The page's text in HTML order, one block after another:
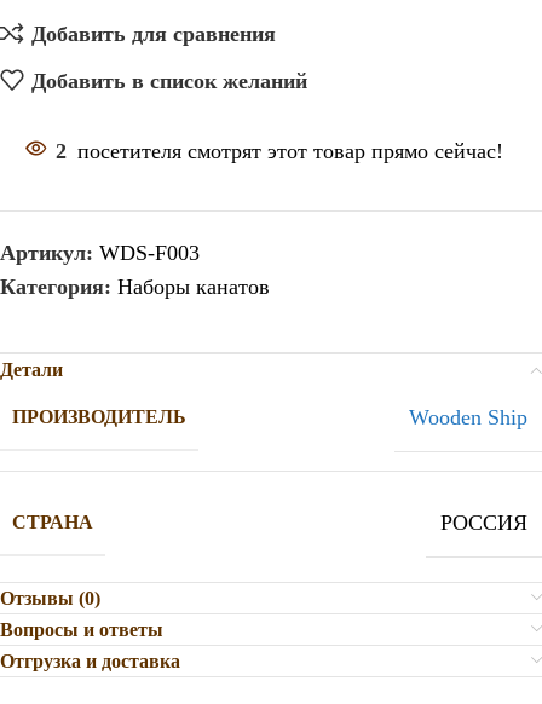
Добавить для сравнения
Добавить в список желаний
2 посетителя смотрят этот товар прямо сейчас!
Артикул: WDS-F003
Категория: Наборы канатов
Детали
ПРОИЗВОДИТЕЛЬ Wooden Ship
СТРАНА РОССИЯ
Отзывы (0)
Вопросы и ответы
Отгрузка и доставка